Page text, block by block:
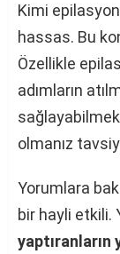
Kimi
hassas. Bu
Özellikle
adımların
olmanız
Yorumlara
bir hayli etkili.
yaptıranların